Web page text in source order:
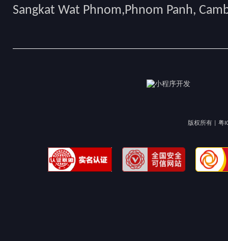
Sangkat Wat Phnom,Phnom Panh,
版权所有 | 粤